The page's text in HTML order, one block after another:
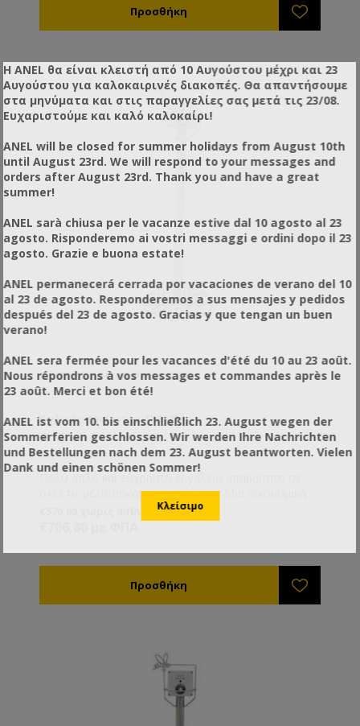
ΡΕΥΣΤΟΠΟΙΗΤΉΣ PRO Φ33CM
Κωδικός προϊόντος: SY55224
όλες τις μελισσοκομικές αποθήκες. Μια οικονομική
λύση η οποία σας βγάζει εύκολα από τη δύσκολη
θέση της κρυστάλλωσης του μελιού μέσα στα δοχεία
Η ANEL θα είναι κλειστή από 10 Αυγούστου μέχρι και 23
Αυγούστου για καλοκαιρινές διακοπές. Θα απαντήσουμε
στα μηνύματα και στις παραγγελίες σας μετά τις 23/08.
Ευχαριστούμε και καλό καλοκαίρι!
ANEL will be closed for summer holidays from August 10th
until August 23rd. We will respond to your messages and
orders after August 23rd. Thank you and have a great
summer!
ANEL sarà chiusa per le vacanze estive dal 10 agosto al 23
agosto. Risponderemo ai vostri messaggi e ordini dopo il 23
agosto. Grazie e buona estate!
ANEL permanecerá cerrada por vacaciones de verano del 10
al 23 de agosto. Responderemos a sus mensajes y pedidos
después del 23 de agosto. Gracias y que tengan un buen
verano!
ANEL sera fermée pour les vacances d'été du 10 au 23 août.
Nous répondrons à vos messages et commandes après le
23 août. Merci et bon été!
ANEL ist vom 10. bis einschließlich 23. August wegen der
Sommerferien geschlossen. Wir werden Ihre Nachrichten
und Bestellungen nach dem 23. August beantworten. Vielen
Dank und einen schönen Sommer!